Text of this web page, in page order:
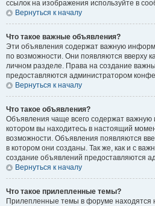
ссылок на изображения используйте в
Вернуться к началу
Что такое важные объявления?
Эти объявления содержат важную
по возможности. Они появляются вверху
личном разделе. Права на создание
предоставляются администратором
Вернуться к началу
Что такое объявления?
Объявления чаще всего содержат
котором вы находитесь в настоящий
возможности. Объявления появляются
в котором они созданы. Так же, как и с
создание объявлений предоставляются
Вернуться к началу
Что такое прилепленные темы?
Прилепленные темы в форуме находятся